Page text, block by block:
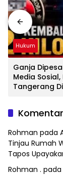
Hukum
Ganja
Media
Tangerang
Rohman pada
Tinjau Rumah
Tapos
Rohman . pada